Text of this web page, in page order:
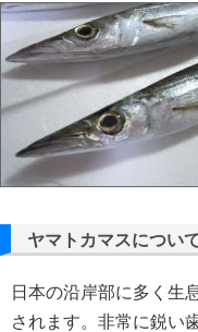
ヤマトカマスについ
日本の沿岸部に多く生
されます。非常に鋭い